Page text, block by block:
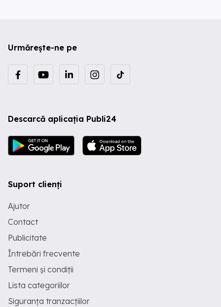
Urmărește-ne pe
Descarcă aplicația Publi24
Suport clienți
Ajutor
Contact
Publicitate
Întrebări frecvente
Termeni și condiții
Lista categoriilor
Siguranța tranzacțiilor